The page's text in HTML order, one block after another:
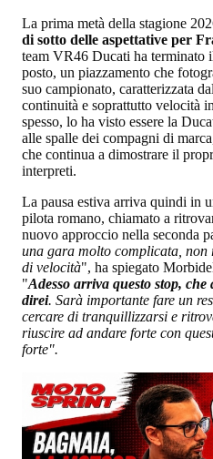
La prima metà della stagione
di sotto delle aspettative per
team VR46 Ducati ha terminato
posto, un piazzamento che
suo campionato, caratterizzata
continuità e soprattutto velocità
spesso, lo ha visto essere la
alle spalle dei compagni di
che continua a dimostrare il
interpreti.
La pausa estiva arriva quindi in
pilota romano, chiamato a
nuovo approccio nella seconda
una gara molto complicata, non
di velocità", ha spiegato
"Adesso arriva questo stop,
direi. Sarà importante fare un
cercare di tranquillizzarsi e
riuscire ad andare forte con
forte".